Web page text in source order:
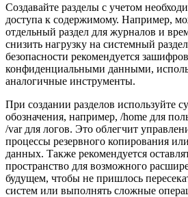
Создавайте разделы с учетом
доступа к содержимому. Например,
отдельный раздел для журналов и
снизить нагрузку на системный
безопасности рекомендуется
конфиденциальными данными,
аналогичные инструменты.
При создании разделов используйте
обозначения, например, /home для
/var для логов. Это облегчит
процессы резервного копирования
данных. Также рекомендуется
пространство для возможного
будущем, чтобы не пришлось
систем или выполнять сложные